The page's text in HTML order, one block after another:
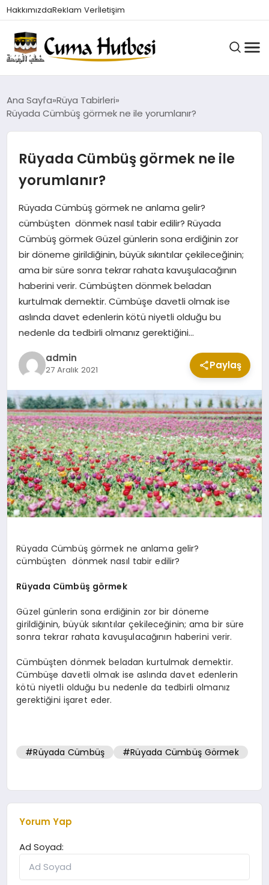
HakkımızdaReklam Verİletişim
HUTBELER
DINI BILGILER
DUALAR VE ZIKIRLER
CUMA MESAJLARI
KABE CANLI YAYIN
Ana Sayfa Rüya Tabirleri
Rüyada Cümbüş görmek ne ile yorumlanır?
Rüyada Cümbüş görmek ne ile
yorumlanır?
Rüyada Cümbüş görmek ne anlama gelir?
cümbüşten dönmek nasıl tabir edilir? Rüyada
Cümbüş görmek Güzel günlerin sona erdiğinin zor
bir döneme girildiğinin, büyük sıkıntılar çekileceğinin;
ama bir süre sonra tekrar rahata kavuşulacağının
haberini verir. Cümbüşten dönmek beladan
kurtulmak demektir. Cümbüşe davetli olmak ise
aslında davet edenlerin kötü niyetli olduğu bu
nedenle da tedbirli olmanız gerektiğini…
admin
27 Aralık 2021 Paylaş
Rüyada Cümbüş görmek ne anlama gelir?
cümbüşten dönmek nasıl tabir edilir?
Rüyada Cümbüş görmek
Güzel günlerin sona erdiğinin zor bir döneme
girildiğinin, büyük sıkıntılar çekileceğinin; ama bir süre
sonra tekrar rahata kavuşulacağının haberini verir.
Cümbüşten dönmek beladan kurtulmak demektir.
Cümbüşe davetli olmak ise aslında davet edenlerin
kötü niyetli olduğu bu nedenle da tedbirli olmanız
gerektiğini işaret eder.
#Rüyada Cümbüş #Rüyada Cümbüş Görmek
Yorum Yap
Ad Soyad: